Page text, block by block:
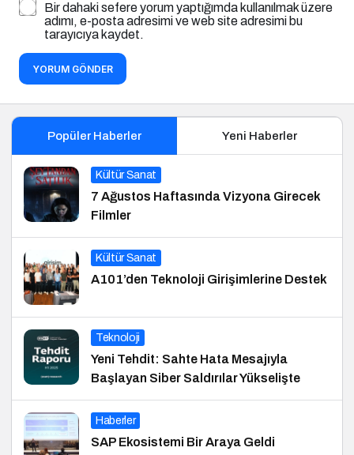
Bir dahaki sefere yorum yaptığımda kullanılmak üzere
adımı, e-posta adresimi ve web site adresimi bu
tarayıcıya kaydet.
YORUM GÖNDER
Popüler Haberler Yeni Haberler
Kültür Sanat
7 Ağustos Haftasında Vizyona Girecek
Filmler
Kültür Sanat
A101’den Teknoloji Girişimlerine Destek
Teknoloji
Yeni Tehdit: Sahte Hata Mesajıyla
Başlayan Siber Saldırılar Yükselişte
Haberler
SAP Ekosistemi Bir Araya Geldi